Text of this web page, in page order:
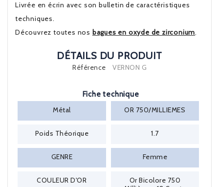
Livrée en écrin avec son bulletin de caractéristiques
techniques.
Découvrez toutes nos bagues en oxyde de zirconium.
DÉTAILS DU PRODUIT
Référence VERNON G
Fiche technique
Métal
OR 750/MILLIEMES
Poids Théorique 1.7
GENRE Femme
COULEUR D'OR
Or Bicolore 750